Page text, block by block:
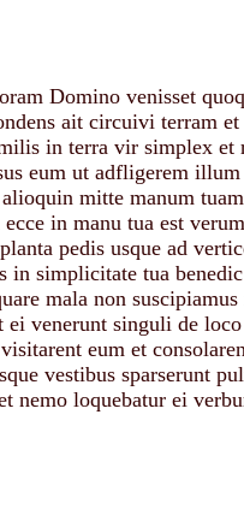
Domino venisset
ait circuivi terram
in terra vir simplex et
eum ut adfligerem
alioquin mitte manum
in manu tua est
pedis usque ad
simplicitate tua
mala non
venerunt singuli de
eum et
vestibus sparserunt
nemo loquebatur ei